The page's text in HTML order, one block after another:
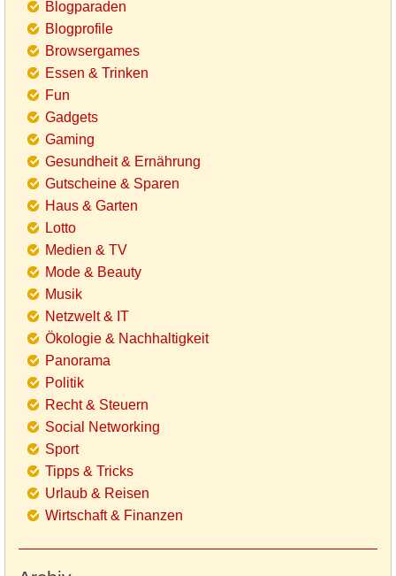
Blogparaden
Blogprofile
Browsergames
Essen & Trinken
Fun
Gadgets
Gaming
Gesundheit & Ernährung
Gutscheine & Sparen
Haus & Garten
Lotto
Medien & TV
Mode & Beauty
Musik
Netzwelt & IT
Ökologie & Nachhaltigkeit
Panorama
Politik
Recht & Steuern
Social Networking
Sport
Tipps & Tricks
Urlaub & Reisen
Wirtschaft & Finanzen